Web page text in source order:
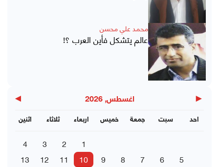
محمد علي محسن
عالم يتشكل فأين العرب ؟!
◀ اغسطس, 2026 ▶
اثنين ثلاثاء اربعاء خميس جمعة سبت احد
1
2
3
4
5
6
7
8
9
10
11
12
13